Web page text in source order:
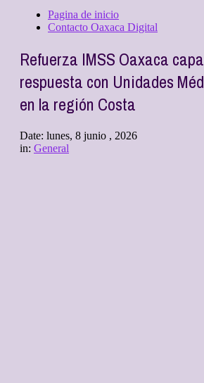
Pagina de inicio
Contacto Oaxaca Digital
Refuerza IMSS Oaxaca
respuesta con Unidades
en la región Costa
Date: lunes, 8 junio , 2026
in: General